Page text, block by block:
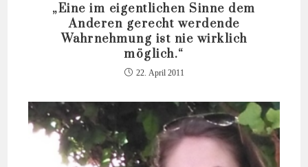
„Eine im eigentlichen Sinne dem
Anderen gerecht werdende
Wahrnehmung ist nie wirklich
möglich.“
22. April 2011